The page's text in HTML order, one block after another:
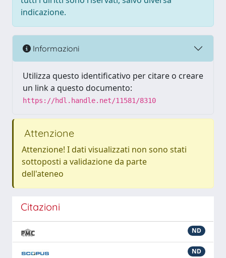
indicazione.
Informazioni
Utilizza questo identificativo per citare o creare
un link a questo documento:
https://hdl.handle.net/11581/8310
Attenzione
Attenzione! I dati visualizzati non sono stati
sottoposti a validazione da parte
dell'ateneo
Citazioni
ND
ND